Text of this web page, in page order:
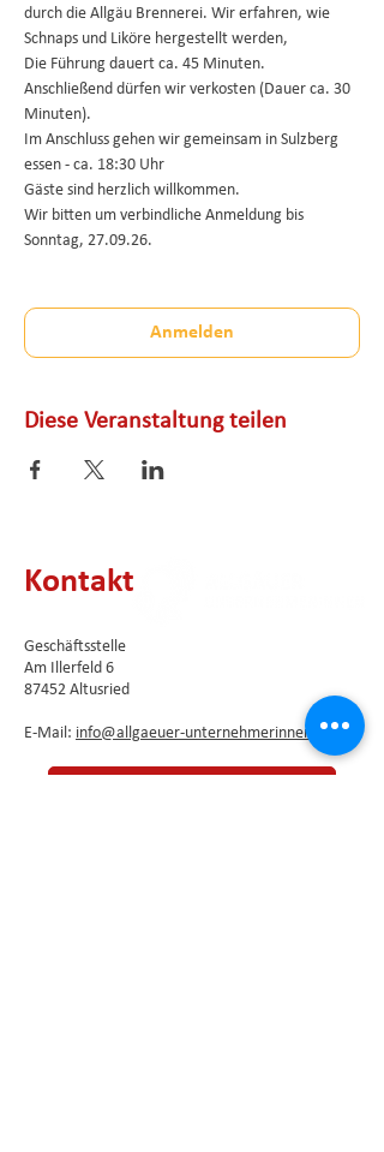
durch die Allgäu Brennerei. Wir erfahren, wie
Schnaps und Liköre hergestellt werden,
Die Führung dauert ca. 45 Minuten.
Anschließend dürfen wir verkosten (Dauer ca. 30
Minuten).
Im Anschluss gehen wir gemeinsam in Sulzberg
essen - ca. 18:30 Uhr
Gäste sind herzlich willkommen.
Wir bitten um verbindliche Anmeldung bis
Sonntag, 27.09.26.
Anmelden
Diese Veranstaltung teilen
Kontakt
Geschäftsstelle
Am Illerfeld 6
87452 Altusried
E-Mail: info@allgaeuer-unternehmerinnen.de